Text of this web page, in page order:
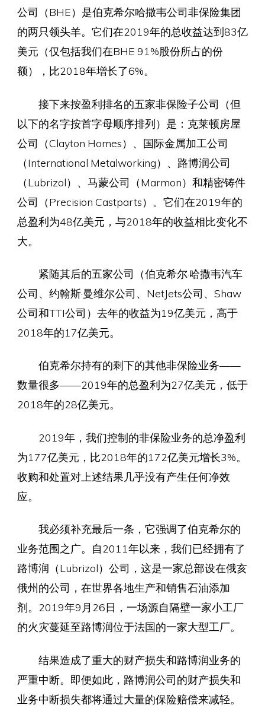
公司（BHE）是伯克希尔哈撒韦公司非保险集团
的两只领头羊。它们在2019年的总收益达到83亿
美元（仅包括我们在BHE 91%股份所占的份
额），比2018年增长了6%。
接下来按盈利排名的五家非保险子公司（但
以下的名字按首字母顺序排列）是：克莱顿房屋
公司（Clayton Homes）、国际金属加工公司
（International Metalworking）、路博润公司
（Lubrizol）、马蒙公司（Marmon）和精密铸件
公司（Precision Castparts）。它们在2019年的
总盈利为48亿美元，与2018年的收益相比变化不
大。
紧随其后的五家公司（伯克希尔·哈撒韦汽车
公司、约翰斯·曼维尔公司、NetJets公司、Shaw
公司和TTI公司）去年的收益为19亿美元，高于
2018年的17亿美元。
伯克希尔持有的剩下的其他非保险业务——
数量很多——2019年的总盈利为27亿美元，低于
2018年的28亿美元。
2019年，我们控制的非保险业务的总净盈利
为177亿美元，比2018年的172亿美元增长3%。
收购和处置对上述结果几乎没有产生任何净效
应。
我必须补充最后一条，它强调了伯克希尔的
业务范围之广。自2011年以来，我们已经拥有了
路博润（Lubrizol）公司，这是一家总部设在俄亥
俄州的公司，在世界各地生产和销售石油添加
剂。2019年9月26日，一场源自隔壁一家小工厂
的火灾蔓延至路博润位于法国的一家大型工厂。
结果造成了重大的财产损失和路博润业务的
严重中断。即便如此，路博润公司的财产损失和
业务中断损失都将通过大量的保险赔偿来减轻。